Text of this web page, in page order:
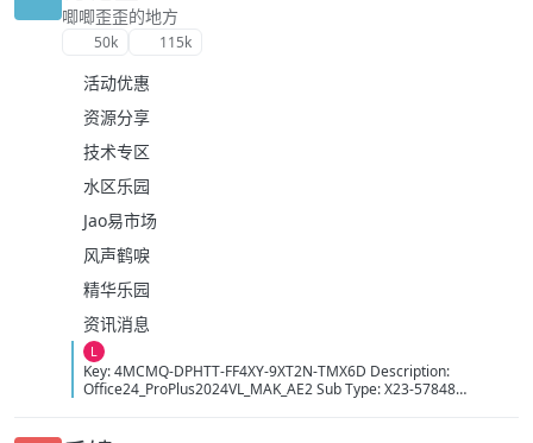
唧唧歪歪的地方
50k 115k
活动优惠
资源分享
技术专区
水区乐园
Jao易市场
风声鹤唳
精华乐园
资讯消息
L
Key: 4MCMQ-DPHTT-FF4XY-9XT2N-TMX6D Description:
Office24_ProPlus2024VL_MAK_AE2 Sub Type: X23-57848